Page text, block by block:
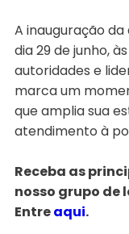
A inauguração
dia 29 de junho,
autoridades e
marca um
que amplia sua
atendimento à
Receba as
nosso grupo de
Entreaqui.